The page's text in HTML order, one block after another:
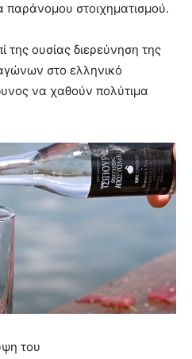
στοιχηματισμού.
της ουσίας διερεύνηση της
στο ελληνικό
να χαθούν πολύτιμα
του